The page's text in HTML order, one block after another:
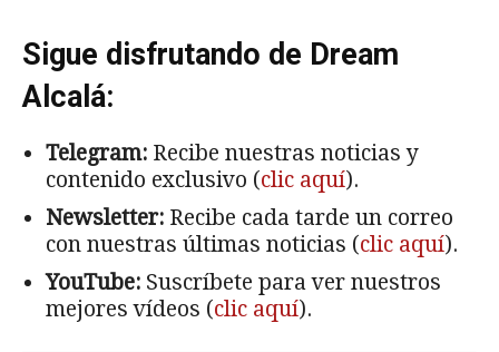
Sigue disfrutando de Dream
Alcalá:
Telegram: Recibe nuestras noticias y
contenido exclusivo (clic aquí).
Newsletter: Recibe cada tarde un correo
con nuestras últimas noticias (clic aquí).
YouTube: Suscríbete para ver nuestros
mejores vídeos (clic aquí).